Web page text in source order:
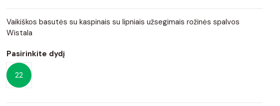
Vaikiškos basutės su kaspinais su lipniais užsegimais rožinės spalvos
Wistala
Pasirinkite dydį
22